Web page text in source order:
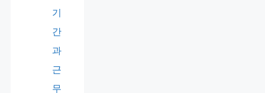
기
간
과
근
무